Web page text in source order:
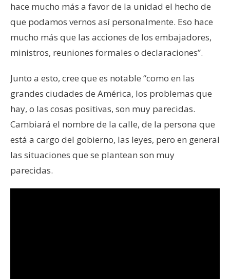
hace mucho más a favor de la unidad el hecho de
que podamos vernos así personalmente. Eso hace
mucho más que las acciones de los embajadores,
ministros, reuniones formales o declaraciones”.
Junto a esto, cree que es notable “como en las
grandes ciudades de América, los problemas que
hay, o las cosas positivas, son muy parecidas.
Cambiará el nombre de la calle, de la persona que
está a cargo del gobierno, las leyes, pero en general
las situaciones que se plantean son muy
parecidas.